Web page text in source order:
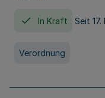
In Kraft Seit 17.
Verordnung